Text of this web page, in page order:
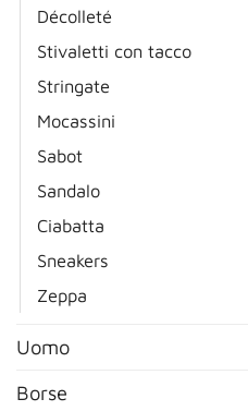
Décolleté
Stivaletti con tacco
Stringate
Mocassini
Sabot
Sandalo
Ciabatta
Sneakers
Zeppa
Uomo
Borse